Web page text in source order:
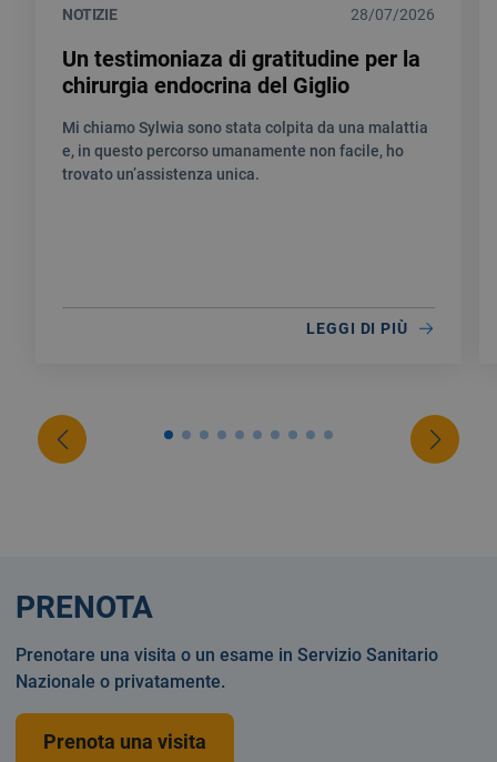
NOTIZIE 28/07/2026
Un testimoniaza di gratitudine per la
chirurgia endocrina del Giglio
Mi chiamo Sylwia sono stata colpita da una malattia
e, in questo percorso umanamente non facile, ho
trovato un’assistenza unica.
LEGGI DI PIÙ
PRENOTA
Prenotare una visita o un esame in Servizio Sanitario
Nazionale o privatamente.
Prenota una visita